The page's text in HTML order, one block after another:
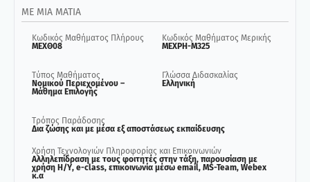
ΜΕ ΜΙΑ ΜΑΤΙΆ
Κωδικός Μαθήματος Πλήρους
ΜΕΧΘ08
Κωδικός Μαθήματος Μερικής
ΜΕΧΡΗ-Μ325
Τύπος Μαθήματος
Nομικού Περιεχομένου –
Μάθημα Επιλογής
Γλώσσα Διδασκαλίας
Ελληνική
Τρόπος Παράδοσης
Δια ζώσης και με μέσα εξ αποστάσεως εκπαίδευσης
Χρήση Τεχνολογιών Πληροφορίας και Επικοινωνιών
Αλληλεπίδραση με τους φοιτητές στην τάξη, παρουσίαση με
χρήση Η/Υ, e-class, επικοινωνία μέσω email, MS-Team, Webex
κ.α